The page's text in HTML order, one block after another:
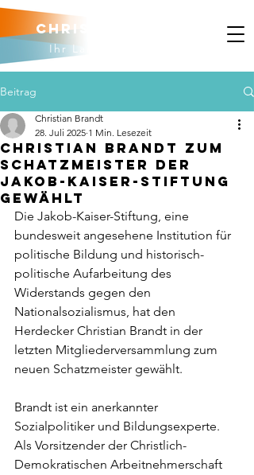
Christian brandt
Ihr Landtagskandidat
Beitrag
Christian Brandt zum
Schatzmeister der
Jakob-Kaiser-Stiftung
gewählt
Christian Brandt
28. Juli 2025 1 Min. Lesezeit
Die Jakob-Kaiser-Stiftung, eine
bundesweit angesehene Institution für
politische Bildung und historisch-
politische Aufarbeitung des
Widerstands gegen den
Nationalsozialismus, hat den
Herdecker Christian Brandt in der
letzten Mitgliederversammlung zum
neuen Schatzmeister gewählt.
Brandt ist ein anerkannter
Sozialpolitiker und Bildungsexperte.
Als Vorsitzender der Christlich-
Demokratischen Arbeitnehmerschaft